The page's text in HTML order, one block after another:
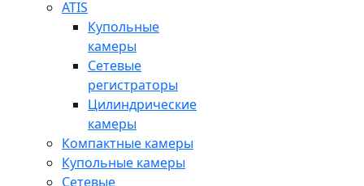
ATIS
Купольные
камеры
Сетевые
регистраторы
Цилиндрические
камеры
Компактные камеры
Купольные камеры
Сетевые